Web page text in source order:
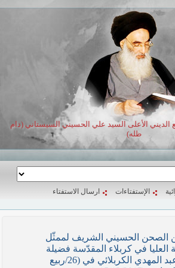
الأعلى السيد علي الحسيني السيستاني (دام
ظله)
الإستفتاءات ارسال الاستفتاء
الصحن الحسيني الشريف لممثّل
العليا في كربلاء المقدّسة فضيلة
العلاّمة الشيخ عبد المهدي الكربلائي في (26/ربيع